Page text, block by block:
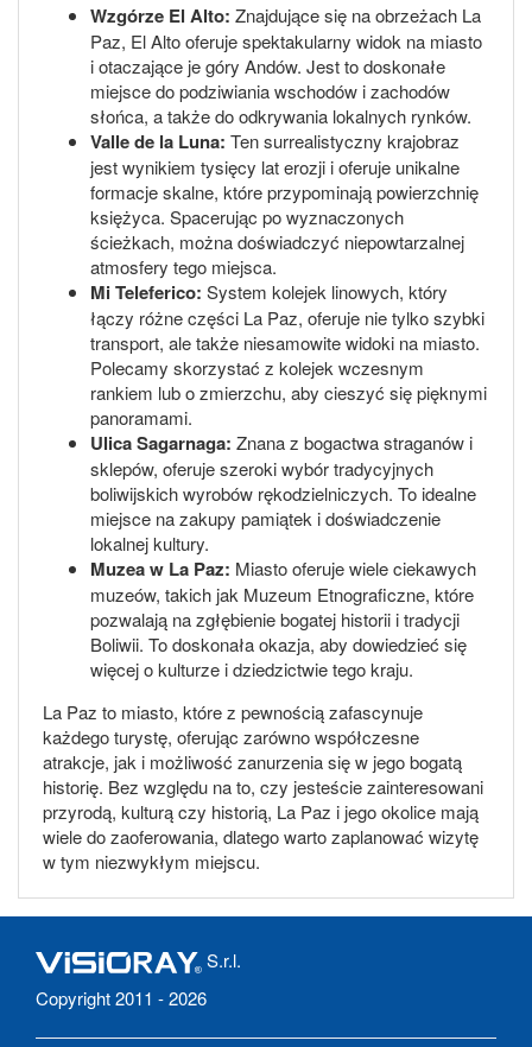
Wzgórze El Alto: Znajdujące się na obrzeżach La
Paz, El Alto oferuje spektakularny widok na miasto
i otaczające je góry Andów. Jest to doskonałe
miejsce do podziwiania wschodów i zachodów
słońca, a także do odkrywania lokalnych rynków.
Valle de la Luna: Ten surrealistyczny krajobraz
jest wynikiem tysięcy lat erozji i oferuje unikalne
formacje skalne, które przypominają powierzchnię
księżyca. Spacerując po wyznaczonych
ścieżkach, można doświadczyć niepowtarzalnej
atmosfery tego miejsca.
Mi Teleferico: System kolejek linowych, który
łączy różne części La Paz, oferuje nie tylko szybki
transport, ale także niesamowite widoki na miasto.
Polecamy skorzystać z kolejek wczesnym
rankiem lub o zmierzchu, aby cieszyć się pięknymi
panoramami.
Ulica Sagarnaga: Znana z bogactwa straganów i
sklepów, oferuje szeroki wybór tradycyjnych
boliwijskich wyrobów rękodzielniczych. To idealne
miejsce na zakupy pamiątek i doświadczenie
lokalnej kultury.
Muzea w La Paz: Miasto oferuje wiele ciekawych
muzeów, takich jak Muzeum Etnograficzne, które
pozwalają na zgłębienie bogatej historii i tradycji
Boliwii. To doskonała okazja, aby dowiedzieć się
więcej o kulturze i dziedzictwie tego kraju.
La Paz to miasto, które z pewnością zafascynuje
każdego turystę, oferując zarówno współczesne
atrakcje, jak i możliwość zanurzenia się w jego bogatą
historię. Bez względu na to, czy jesteście zainteresowani
przyrodą, kulturą czy historią, La Paz i jego okolice mają
wiele do zaoferowania, dlatego warto zaplanować wizytę
w tym niezwykłym miejscu.
S.r.l.
Copyright 2011 - 2026